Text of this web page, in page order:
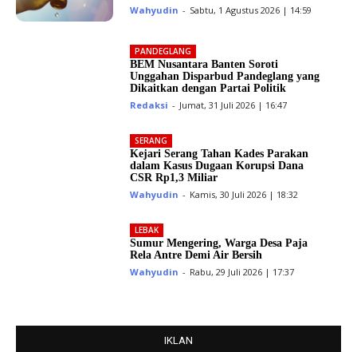
Wahyudin - Sabtu, 1 Agustus 2026 | 14:59
PANDEGLANG
BEM Nusantara Banten Soroti
Unggahan Disparbud Pandeglang yang
Dikaitkan dengan Partai Politik
Redaksi - Jumat, 31 Juli 2026 | 16:47
SERANG
Kejari Serang Tahan Kades Parakan
dalam Kasus Dugaan Korupsi Dana
CSR Rp1,3 Miliar
Wahyudin - Kamis, 30 Juli 2026 | 18:32
LEBAK
Sumur Mengering, Warga Desa Paja
Rela Antre Demi Air Bersih
Wahyudin - Rabu, 29 Juli 2026 | 17:37
IKLAN